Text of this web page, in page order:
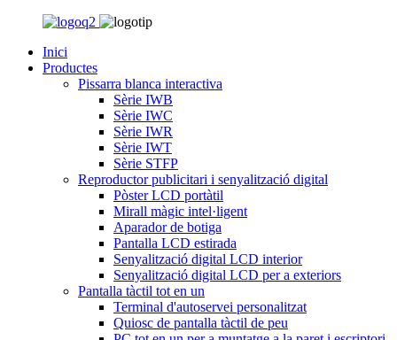
Inici
Productes
Pissarra blanca interactiva
Sèrie IWB
Sèrie IWC
Sèrie IWR
Sèrie IWT
Sèrie STFP
Reproductor publicitari i senyalització digital
Pòster LCD portàtil
Mirall màgic intel·ligent
Aparador de botiga
Pantalla LCD estirada
Senyalització digital LCD interior
Senyalització digital LCD per a exteriors
Pantalla tàctil tot en un
Terminal d'autoservei personalitzat
Quiosc de pantalla tàctil de peu